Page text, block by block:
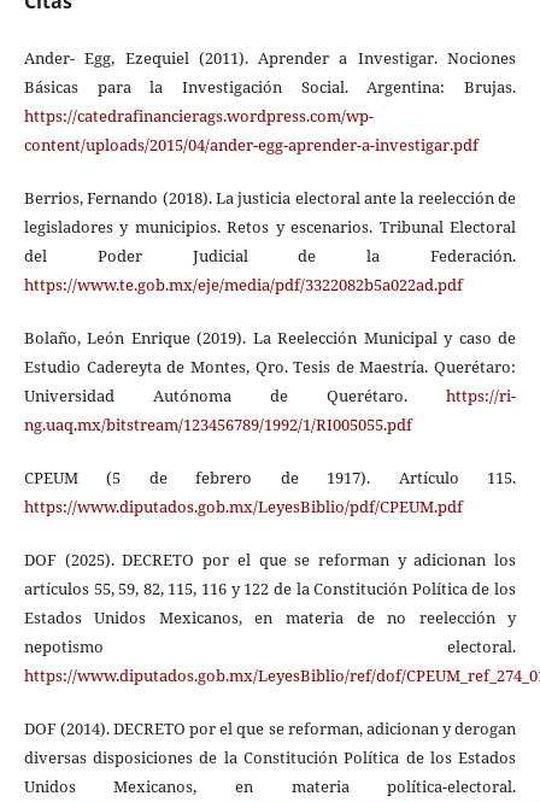
Ander- Egg, Ezequiel (2011). Aprender a Investigar. Nociones
Básicas para la Investigación Social. Argentina: Brujas.
https://catedrafinancierags.wordpress.com/wp-
content/uploads/2015/04/ander-egg-aprender-a-investigar.pdf
Berrios, Fernando (2018). La justicia electoral ante la reelección de
legisladores y municipios. Retos y escenarios. Tribunal Electoral
del Poder Judicial de la Federación.
https://www.te.gob.mx/eje/media/pdf/3322082b5a022ad.pdf
Bolaño, León Enrique (2019). La Reelección Municipal y caso de
Estudio Cadereyta de Montes, Qro. Tesis de Maestría. Querétaro:
Universidad Autónoma de Querétaro.https://ri-
ng.uaq.mx/bitstream/123456789/1992/1/RI005055.pdf
CPEUM (5 de febrero de 1917). Artículo 115.
https://www.diputados.gob.mx/LeyesBiblio/pdf/CPEUM.pdf
DOF (2025). DECRETO por el que se reforman y adicionan los
artículos 55, 59, 82, 115, 116 y 122 de la Constitución Política de los
Estados Unidos Mexicanos, en materia de no reelección y
nepotismo electoral.
https://www.diputados.gob.mx/LeyesBiblio/ref/dof/
DOF (2014). DECRETO por el que se reforman, adicionan y derogan
diversas disposiciones de la Constitución Política de los Estados
Unidos Mexicanos, en materia política-electoral.